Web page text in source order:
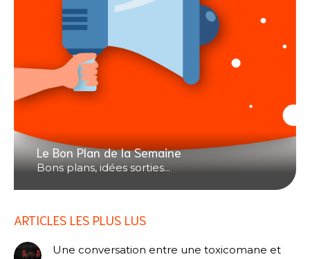
Le Bon Plan de la Semaine
Bons plans, idées sorties...
ARTICLES LES PLUS LUS
Une conversation entre une toxicomane et